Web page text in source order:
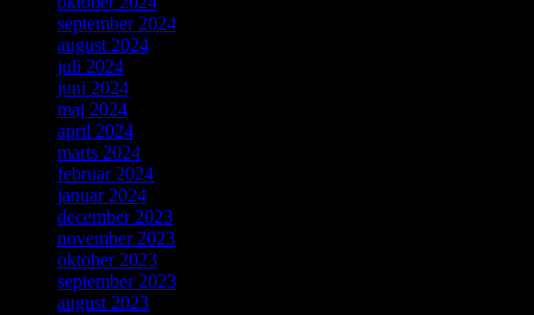
september 2024
august 2024
juli 2024
juni 2024
maj 2024
april 2024
marts 2024
februar 2024
januar 2024
december 2023
november 2023
oktober 2023
september 2023
august 2023